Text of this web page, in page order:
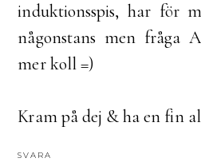
induktionsspis, har för
någonstans men fråga
mer koll =)
Kram på dej & ha en fin
SVARA